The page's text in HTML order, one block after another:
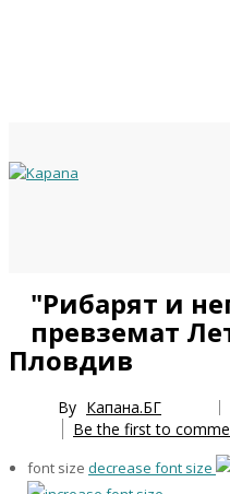
"Рибарят и
превземат
Пловдив
By Капана.БГ
Be the first to
font size decrease font size
Previous
Year
Previous
Month
Year
Month